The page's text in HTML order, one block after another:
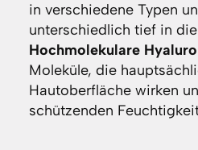
in verschiedene Typen
unterschiedlich tief in
Hochmolekulare
Moleküle, die
Hautoberfläche wirken
schützenden